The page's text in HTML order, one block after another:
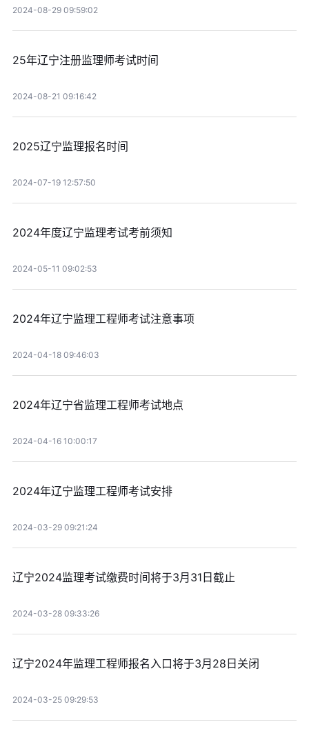
2024-08-29 09:59:02
25年辽宁注册监理师考试时间
2024-08-21 09:16:42
2025辽宁监理报名时间
2024-07-19 12:57:50
2024年度辽宁监理考试考前须知
2024-05-11 09:02:53
2024年辽宁监理工程师考试注意事项
2024-04-18 09:46:03
2024年辽宁省监理工程师考试地点
2024-04-16 10:00:17
2024年辽宁监理工程师考试安排
2024-03-29 09:21:24
辽宁2024监理考试缴费时间将于3月31日截止
2024-03-28 09:33:26
辽宁2024年监理工程师报名入口将于3月28日关闭
2024-03-25 09:29:53